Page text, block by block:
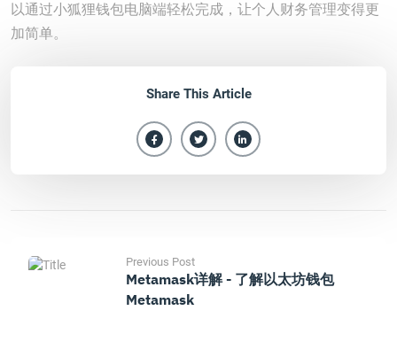
以通过小狐狸钱包电脑端轻松完成，让个人财务管理变得更
加简单。
Share This Article
Previous Post
Metamask详解 - 了解以太坊钱包
Metamask